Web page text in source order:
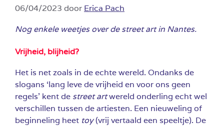
06/04/2023 door Erica Pach
Nog enkele weetjes over de street art in Nantes.
Vrijheid, blijheid?
Het is net zoals in de echte wereld. Ondanks de
slogans ‘lang leve de vrijheid en voor ons geen
regels’ kent de street artwereld onderling echt wel
verschillen tussen de artiesten. Een nieuweling of
beginneling heet toy(vrij vertaald een speeltje). De